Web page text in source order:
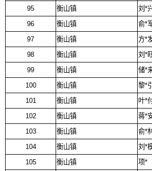
95
衡山镇
刘*
96
衡山镇
俞*
97
衡山镇
方*
98
衡山镇
刘*
99
衡山镇
储*
100
衡山镇
黎*引
101
衡山镇
叶*
102
衡山镇
蒋*
103
衡山镇
俞*
104
衡山镇
刘*
105
衡山镇
项*